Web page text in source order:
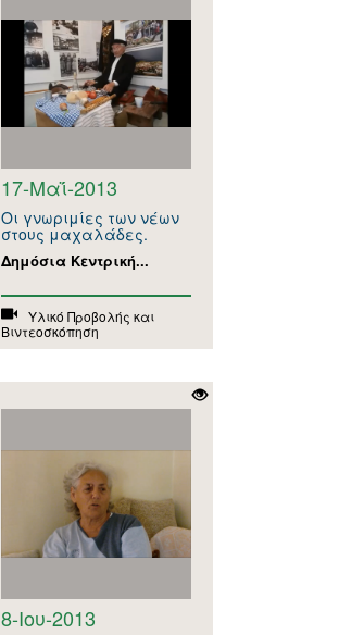
17-Μαΐ-2013
Οι γνωριμίες των νέων
στους μαχαλάδες.
Δημόσια Κεντρική...
Υλικό Προβολής και
Βιντεοσκόπηση
8-Ιου-2013